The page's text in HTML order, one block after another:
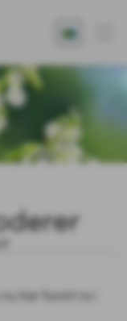
har funnit ro i